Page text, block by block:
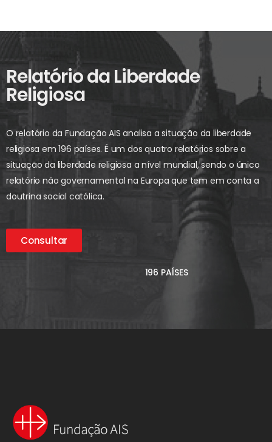
Relatório da Liberdade
Religiosa
O relatório da Fundação AIS analisa a situação da liberdade
religiosa em 196 países. É um dos quatro relatórios sobre a
situação da liberdade religiosa a nível mundial, sendo o único
relatório não governamental na Europa que tem em conta a
doutrina social católica.
Consultar
196 PAÍSES